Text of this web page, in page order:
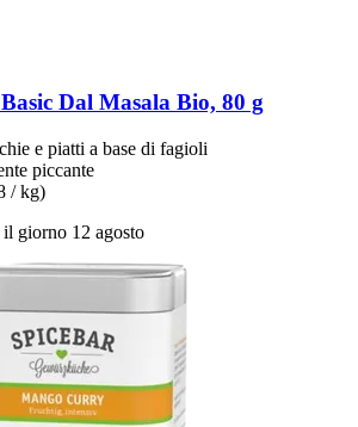
Basic Dal Masala Bio, 80 g
e piatti a base di fagioli
piccante
/ kg)
giorno 12 agosto